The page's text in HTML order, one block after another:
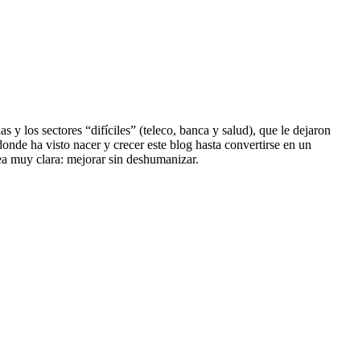
y los sectores “difíciles” (teleco, banca y salud), que le dejaron
ha visto nacer y crecer este blog hasta convertirse en un
muy clara: mejorar sin deshumanizar.